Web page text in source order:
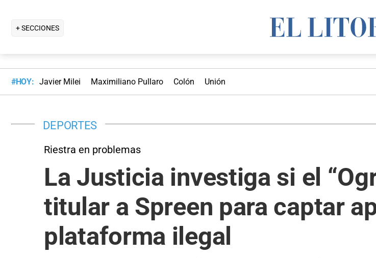
+ SECCIONES
#HOY: Javier Milei Maximiliano Pullaro Colón Unión
DEPORTES
Riestra en problemas
La Justicia investiga si el
titular a Spreen para captar
plataforma ilegal